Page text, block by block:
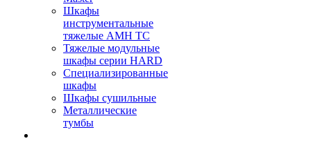
Шкафы
инструментальные
тяжелые AMH TC
Тяжелые модульные
шкафы серии HARD
Cпециализированные
шкафы
Шкафы сушильные
Металлические
тумбы